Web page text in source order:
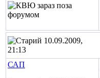
10.09.2009,
21:13
САП